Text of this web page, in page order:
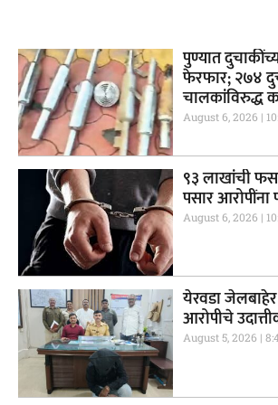
पुण्यात
फेरफार; २७४
चालकांविरुद्ध
August 6, 2026
९३ लाखांची
पसार
August 6, 2026
येरवडा
आरोपीचे
August 5, 2026